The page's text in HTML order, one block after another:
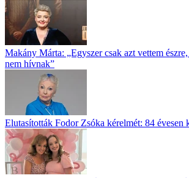
Makány Márta: „Egyszer csak azt vettem
nem hívnak”
Elutasították Fodor Zsóka kérelmét: 84 évesen